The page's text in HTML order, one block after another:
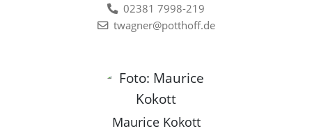
02381 7998-219
twagner@potthoff.de
Maurice Kokott